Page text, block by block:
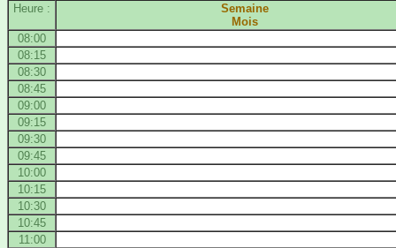
Heure :
Semaine
Mois
08:00
08:15
08:30
08:45
09:00
09:15
09:30
09:45
10:00
10:15
10:30
10:45
11:00